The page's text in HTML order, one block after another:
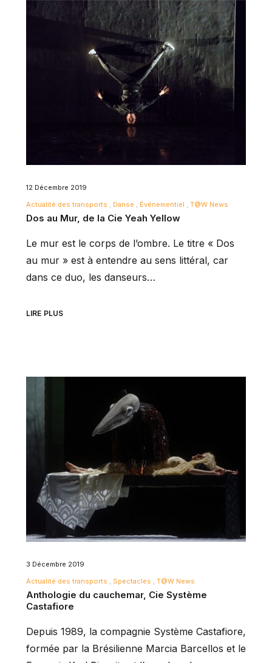
12 Décembre 2019
Actualité des transports
Danse Événementiel T@W News
Dos au Mur, de la Cie Yeah Yellow
Le mur est le corps de l’ombre. Le titre « Dos
au mur » est à entendre au sens littéral, car
dans ce duo, les danseurs…
LIRE PLUS
3 Décembre 2019
Actualité des transports
Spectacles T@W News
Anthologie du cauchemar, Cie Système
Castafiore
Depuis 1989, la compagnie Système Castafiore,
formée par la Brésilienne Marcia Barcellos et le